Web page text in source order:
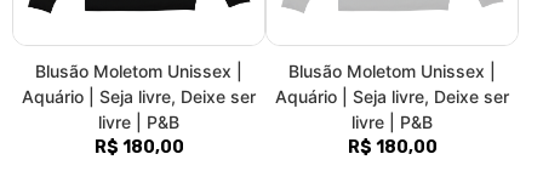
Moletom Com Zíper Unissex |
Capricórnio | Herbivore | P&B
R$ 192,00
3x de R$ 64,00sem juros
Moletom Com Zíper Unissex |
Capricórnio | Herbivore | P&B
R$ 192,00
3x de R$ 64,00sem juros